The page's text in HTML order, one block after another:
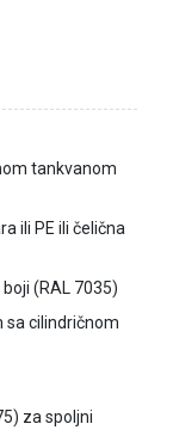
tankvanom
ili PE ili čelična
(RAL 7035)
sa cilindričnom
za spoljni